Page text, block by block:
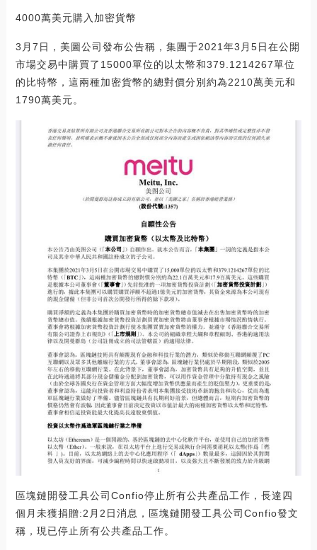
4000萬美元購入加密貨幣
3月7日，美圖公司發布公告稱，集團于2021年3月5日在公開
市場交易中購買了15000單位的以太幣和379.1214267單位
的比特幣，這兩種加密貨幣的總對價分別約為2210萬美元和
1790萬美元。
區塊鏈開發工具公司Confio停止所有公共產品工作，長達四
個月未獲捐贈:2月2日消息，區塊鏈開發工具公司Confio發文
稱，現已停止所有公共產品工作。